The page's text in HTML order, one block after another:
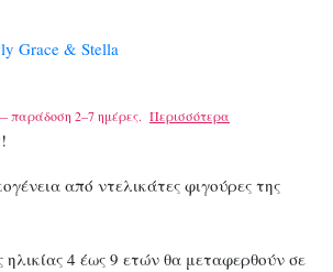
Grace & Stella
2–7 ημέρες. Περισσότερα
από ντελικάτες φιγούρες της
ηλικίας 4 έως 9 ετών θα μεταφερθούν σε